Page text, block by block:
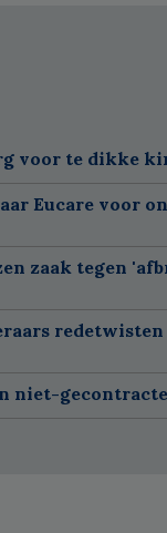
voor te dikke
Eucare voor
zaak tegen
niet-